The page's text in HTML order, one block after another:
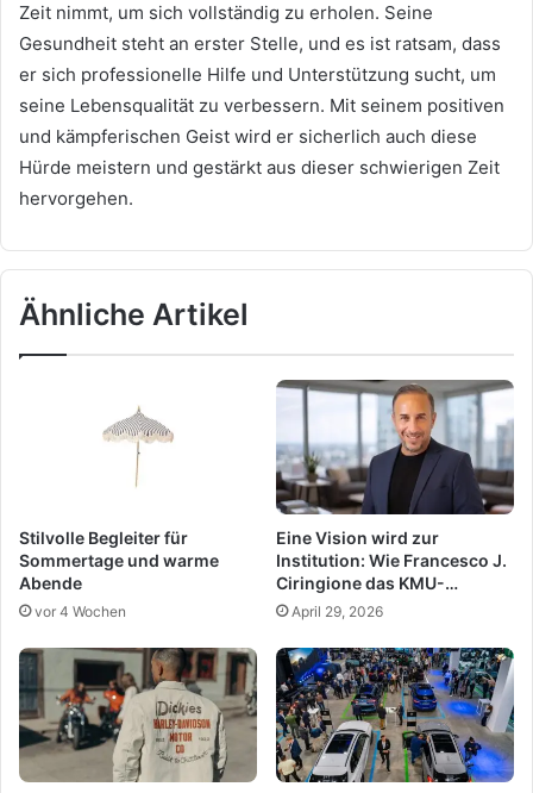
Zeit nimmt, um sich vollständig zu erholen. Seine
Gesundheit steht an erster Stelle, und es ist ratsam, dass
er sich professionelle Hilfe und Unterstützung sucht, um
seine Lebensqualität zu verbessern. Mit seinem positiven
und kämpferischen Geist wird er sicherlich auch diese
Hürde meistern und gestärkt aus dieser schwierigen Zeit
hervorgehen.
Ähnliche Artikel
Stilvolle Begleiter für
Sommertage und warme
Abende
vor 4 Wochen
Eine Vision wird zur
Institution: Wie Francesco J.
Ciringione das KMU-
Magazin etablierte
April 29, 2026